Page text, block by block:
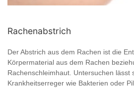
Rachenabstrich
Der Abstrich aus dem Rachen ist die
Körpermaterial aus dem Rachen
Rachenschleimhaut. Untersuchen lässt
Krankheitserreger wie Bakterien oder